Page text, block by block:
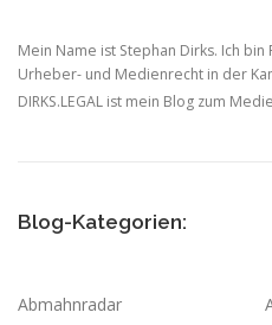
Mein Name ist Stephan Dirks. Ich
Urheber- und Medienrecht in der
DIRKS.LEGAL ist mein Blog zum
Blog-Kategorien:
Abmahnradar